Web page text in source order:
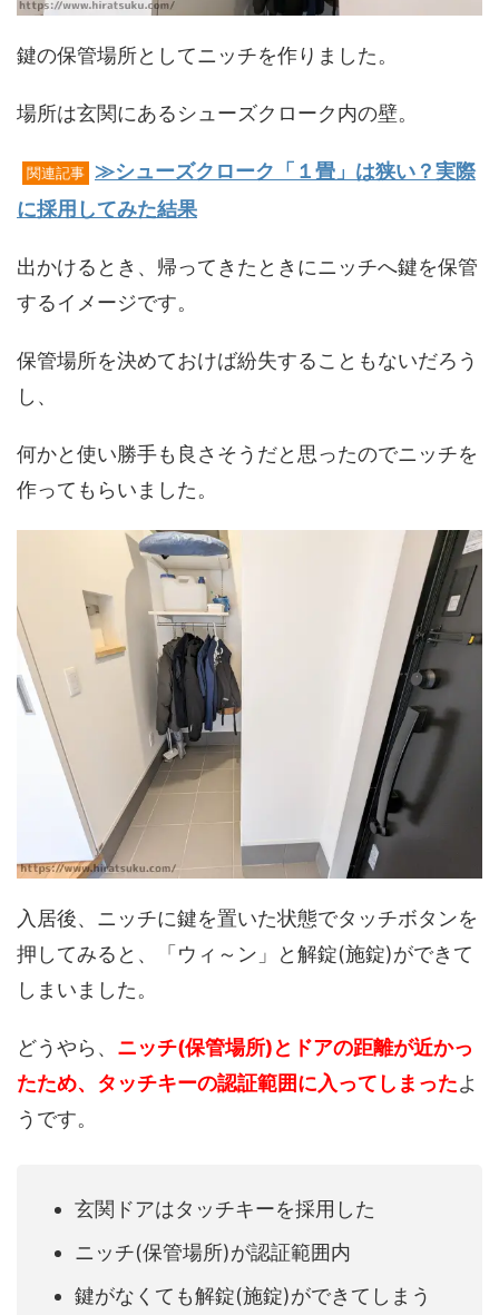
鍵の保管場所としてニッチを作りました。
場所は玄関にあるシューズクローク内の壁。
関連記事
≫シューズクローク「１畳」は狭い？実際
に採用してみた結果
出かけるとき、帰ってきたときにニッチへ鍵を保管
するイメージです。
保管場所を決めておけば紛失することもないだろう
し、
何かと使い勝手も良さそうだと思ったのでニッチを
作ってもらいました。
入居後、ニッチに鍵を置いた状態でタッチボタンを
押してみると、「ウィ～ン」と解錠(施錠)ができて
しまいました。
どうやら、 ニッチ(保管場所)とドアの距離が近かっ
たため、タッチキーの認証範囲に入ってしまったよ
うです。
玄関ドアはタッチキーを採用した
ニッチ(保管場所)が認証範囲内
鍵がなくても解錠(施錠)ができてしまう